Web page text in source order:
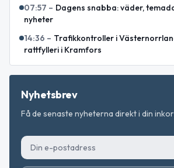
07:57 – Dagens snabba: väder,
nyheter
14:36 – Trafikkontroller i
rattfylleri i Kramfors
Nyhetsbrev
Få de senaste nyheterna direkt i din